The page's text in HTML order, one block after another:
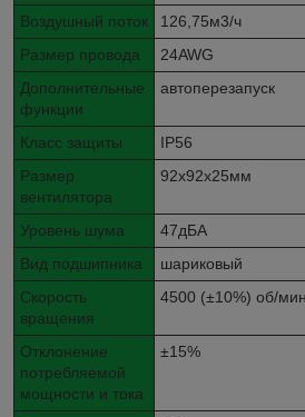
Воздушный поток
126,75м3/ч
Размер провода
24AWG
Дополнительные
функции
автоперезапуск
Класс защиты
IP56
Размер
вентилятора
92x92x25мм
Уровень шума
47дБА
Вид подшипника
шариковый
Скорость
вращения
4500 (±10%) об/
Отклонение
потребляемой
мощности и тока
±15%